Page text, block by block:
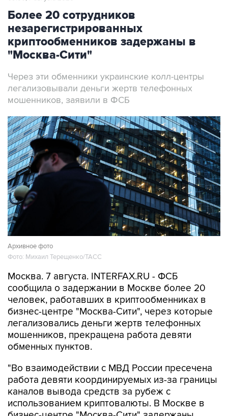
Более 20 сотрудников
незарегистрированных
криптообменников задержаны в
"Москва-Сити"
Через эти обменники украинские колл-центры
легализовывали деньги жертв телефонных
мошенников, заявили в ФСБ
Архивное фото
Фото: Михаил Терещенко/ТАСС
Москва. 7 августа. INTERFAX.RU - ФСБ
сообщила о задержании в Москве более 20
человек, работавших в криптообменниках в
бизнес-центре "Москва-Сити", через которые
легализовались деньги жертв телефонных
мошенников, прекращена работа девяти
обменных пунктов.
"Во взаимодействии с МВД России пресечена
работа девяти координируемых из-за границы
каналов вывода средств за рубеж с
использованием криптовалюты. В Москве в